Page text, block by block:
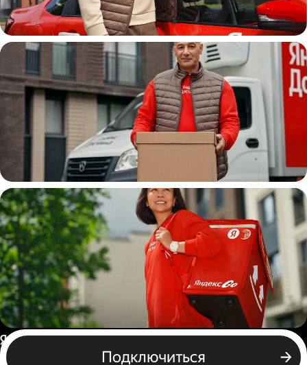
Автокурьер
Водитель
грузовой машины
Пеший курьер
Подключиться
Россия